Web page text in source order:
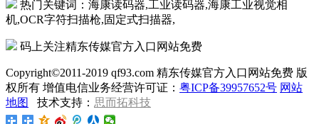
热门关键词：海康读码器,工业读码器,海康工业视觉相
机,OCR字符扫描枪,固定式扫描器,
码上关注精东传媒官方入口网站免费
Copyright©2011-2019 qf93.com 精东传媒官方入口网站免费 版
权所有 增值电信业务经营许可证： 粤ICP备39957652号 网站
地图
技术支持： 思而拓科技